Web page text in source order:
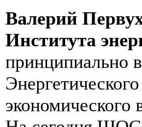
Валерий
Института
принципиально
экономического